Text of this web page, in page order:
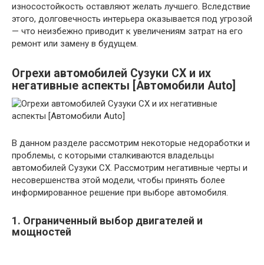
износостойкость оставляют желать лучшего. Вследствие
этого, долговечность интерьера оказывается под угрозой
— что неизбежно приводит к увеличениям затрат на его
ремонт или замену в будущем.
Огрехи автомобилей Сузуки СХ и их
негативные аспекты [Автомобили Auto]
В данном разделе рассмотрим некоторые недоработки и
проблемы, с которыми сталкиваются владельцы
автомобилей Сузуки СХ. Рассмотрим негативные черты и
несовершенства этой модели, чтобы принять более
информированное решение при выборе автомобиля.
1. Ограниченный выбор двигателей и
мощностей